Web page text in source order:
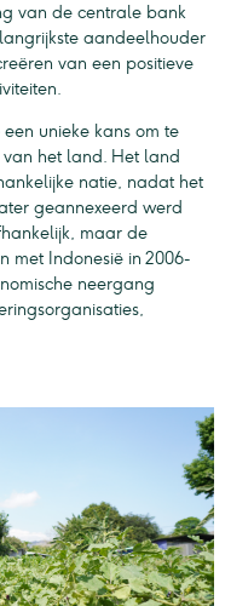
van de centrale bank
aandeelhouder
van een positieve
unieke kans om te
het land. Het land
natie, nadat het
geannexeerd werd
maar de
met Indonesië in 2006-
neergang